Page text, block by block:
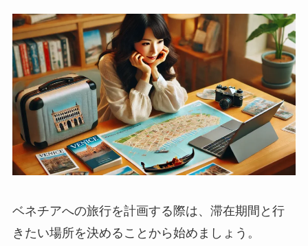
ベネチアへの旅行を計画する際は、滞在期間と行
きたい場所を決めることから始めましょう。